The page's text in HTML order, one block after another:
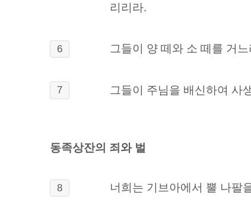
리리라.
6 그들이 양 떼와 소 떼를 거
7 그들이 주님을 배신하여 사
동족상잔의 죄와 벌
8 너희는 기브아에서 뿔 나팔